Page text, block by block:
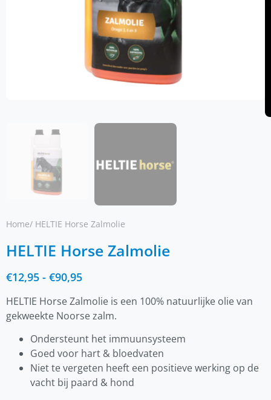
Home/ HELTIE Horse Zalmolie
HELTIE Horse Zalmolie
€12,95 - €90,95
HELTIE Horse Zalmolie is een 100% natuurlijke olie van
gekweekte Noorse zalm.
Ondersteunt het immuunsysteem
Goed voor hart & bloedvaten
Niet te vergeten heeft een positieve werking op de
vacht bij paard & hond